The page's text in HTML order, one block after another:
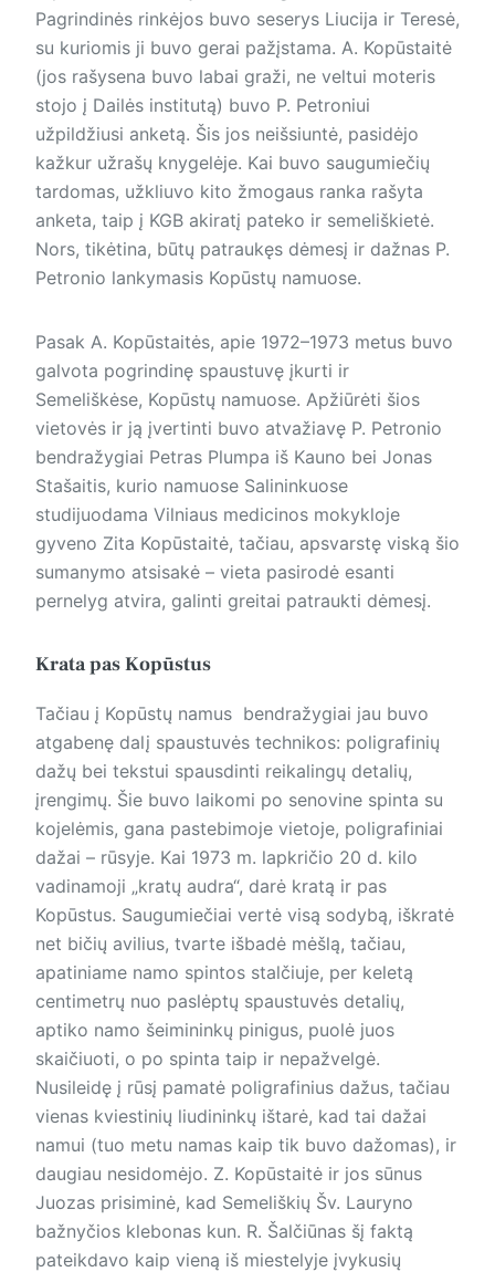
Pagrindinės rinkėjos buvo seserys Liucija ir Teresė,
su kuriomis ji buvo gerai pažįstama. A. Kopūstaitė
(jos rašysena buvo labai graži, ne veltui moteris
stojo į Dailės institutą) buvo P. Petroniui
užpildžiusi anketą. Šis jos neišsiuntė, pasidėjo
kažkur užrašų knygelėje. Kai buvo saugumiečių
tardomas, užkliuvo kito žmogaus ran­ka rašyta
anketa, taip į KGB akiratį pateko ir semeliškietė.
Nors, tikėtina, būtų patraukęs dėmesį ir dažnas P.
Petronio lankymasis Kopūstų namuose.
Pasak A. Kopūstaitės, apie 1972–1973 metus buvo
galvota pogrindinę spaustuvę įkurti ir
Semeliškėse, Kopūstų namuose. Apžiūrėti šios
vietovės ir ją įvertinti buvo atvažiavę P. Petronio
bendražygiai Petras Plumpa iš Kauno bei Jonas
Stašaitis, kurio namuose Salininkuose
studijuodama Vilniaus medicinos mokykloje
gyveno Zita Kopūstaitė, tačiau, apsvarstę viską šio
sumanymo atsisakė – vieta pasirodė esanti
pernelyg atvira, galinti greitai patraukti dėmesį.
Krata pas Kopūstus
Tačiau į Kopūstų namus bendražygiai jau buvo
atgabenę dalį spaustuvės technikos: poligrafinių
dažų bei tekstui spausdinti reikalingų detalių,
įrengimų. Šie buvo laikomi po senovine spinta su
kojelėmis, gana pastebimoje vietoje, poligrafiniai
dažai – rūsyje. Kai 1973 m. lapkričio 20 d. kilo
vadinamoji „kratų audra“, darė kratą ir pas
Kopūstus. Saugumiečiai vertė visą sodybą, iškratė
net bičių avilius, tvarte išbadė mėšlą, tačiau,
apatiniame namo spintos stalčiuje, per keletą
centimetrų nuo paslėptų spaustuvės detalių,
aptiko namo šeimininkų pinigus, puolė juos
skaičiuoti, o po spinta taip ir nepažvelgė.
Nusileidę į rūsį pamatė poligrafinius dažus, tačiau
vienas kviestinių liudininkų ištarė, kad tai dažai
namui (tuo metu namas kaip tik buvo dažomas), ir
daugiau nesidomėjo. Z. Kopūstaitė ir jos sūnus
Juozas prisiminė, kad Semeliškių Šv. Lauryno
bažnyčios klebonas kun. R. Šalčiūnas šį faktą
pateikdavo kaip vieną iš miestelyje įvykusių